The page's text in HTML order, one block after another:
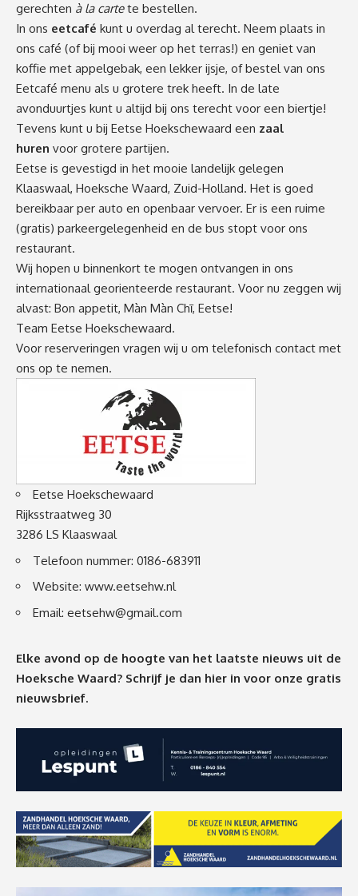
gerechten à la cartete bestellen.
In ons eetcafé kunt u overdag al terecht. Neem plaats in
ons café (of bij mooi weer op het terras!) en geniet van
koffie met appelgebak, een lekker ijsje, of bestel van ons
Eetcafé menu als u grotere trek heeft. In de late
avonduurtjes kunt u altijd bij ons terecht voor een biertje!
Tevens kunt u bij Eetse Hoekschewaard een zaal
huren voor grotere partijen.
Eetse is gevestigd in het mooie landelijk gelegen
Klaaswaal, Hoeksche Waard, Zuid-Holland. Het is goed
bereikbaar per auto en openbaar vervoer. Er is een ruime
(gratis) parkeergelegenheid en de bus stopt voor ons
restaurant.
Wij hopen u binnenkort te mogen ontvangen in ons
internationaal georienteerde restaurant. Voor nu zeggen wij
alvast: Bon appetit, Màn Màn Chī, Eetse!
Team Eetse Hoekschewaard.
Voor reserveringen vragen wij u om telefonisch contact met
ons op te nemen.
Eetse Hoekschewaard
Rijksstraatweg 30
3286 LS Klaaswaal
Telefoon nummer: 0186-683911
Website: www.eetsehw.nl
Email: eetsehw@gmail.com
Elke avond op de hoogte van het laatste nieuws uit de
Hoeksche Waard? Schrijf je dan hier in voor onze gratis
nieuwsbrief.